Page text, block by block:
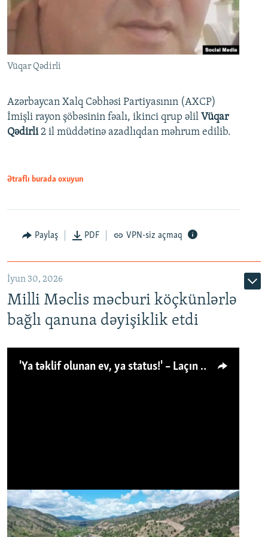
Vüqar Qədirli
Azərbaycan Xalq Cəbhəsi Partiyasının (AXCP)
İmişli rayon şöbəsinin fəalı, ikinci qrup əlil Vüqar
Qədirli2 il müddətinə azadlıqdan məhrum edilib.
Ətraflı burada oxuyun
Paylaş PDF VPN-siz açmaq
İyun 30, 2026
Milli Məclis məcburi köçkünlərlə
bağlı qanuna dəyişiklik etdi
'Ya təklif olunan ev, ya status!' – Laçın köçkünü: 'Laçından başqa heç hara!'